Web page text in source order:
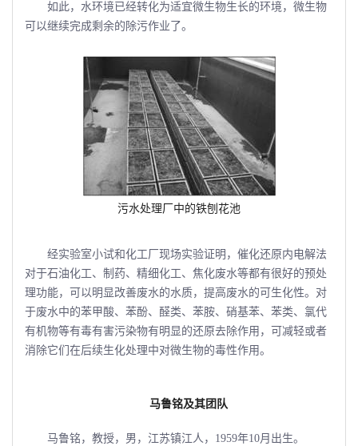
如此，水环境已经转化为适宜微生物生长的环境，微生物
可以继续完成剩余的除污作业了。
污水处理厂中的铁刨花池
经实验室小试和化工厂现场实验证明，催化还原内电解法
对于石油化工、制药、精细化工、焦化废水等都有很好的预处
理功能，可以明显改善废水的水质，提高废水的可生化性。对
于废水中的苯甲酸、苯酚、醛类、苯胺、硝基苯、苯类、氯代
有机物等有毒有害污染物有明显的还原去除作用，可减轻或者
消除它们在后续生化处理中对微生物的毒性作用。
马鲁铭及其团队
马鲁铭，教授，男，江苏镇江人，1959年10月出生。